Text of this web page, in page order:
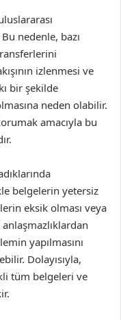
nedenle, bazı
izlenmesi ve
bir şekilde
neden olabilir.
amacıyla bu
belgelerin yetersiz
eksik olması veya
yapılmasını
Dolayısıyla,
tüm belgeleri ve